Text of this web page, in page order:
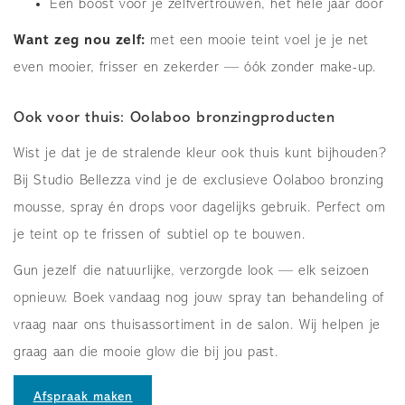
Een boost voor je zelfvertrouwen, het hele jaar door
Want zeg nou zelf: met een mooie teint voel je je net
even mooier, frisser en zekerder — óók zonder make-up.
Ook voor thuis: Oolaboo bronzingproducten
Wist je dat je de stralende kleur ook thuis kunt bijhouden?
Bij Studio Bellezza vind je de exclusieve Oolaboo bronzing
mousse, spray én drops voor dagelijks gebruik. Perfect om
je teint op te frissen of subtiel op te bouwen.
Gun jezelf die natuurlijke, verzorgde look — elk seizoen
opnieuw. Boek vandaag nog jouw spray tan behandeling of
vraag naar ons thuisassortiment in de salon. Wij helpen je
graag aan die mooie glow die bij jou past.
Afspraak maken